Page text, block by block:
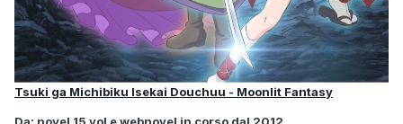
Tsuki ga Michibiku Isekai Douchuu - Moonlit Fantasy